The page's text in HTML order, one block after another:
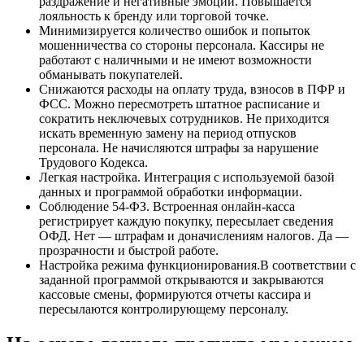
лояльность к бренду или торговой точке.
Минимизируется количество ошибок и попыток
мошенничества со стороны персонала. Кассиры не
работают с наличными и не имеют возможности
обманывать покупателей.
Снижаются расходы на оплату труда, взносов в ПФР и
ФСС. Можно пересмотреть штатное расписание и
сократить неключевых сотрудников. Не приходится
искать временную замену на период отпусков
персонала. Не начисляются штрафы за нарушение
Трудового Кодекса.
Легкая настройка. Интеграция с используемой базой
данных и программой обработки информации.
Соблюдение 54-ФЗ. Встроенная онлайн-касса
регистрирует каждую покупку, пересылает сведения
ОФД. Нет — штрафам и доначислениям налогов. Да —
прозрачности и быстрой работе.
Настройка режима функционирования.В соответствии с
заданной программой открываются и закрываются
кассовые смены, формируются отчеты кассира и
пересылаются контролирующему персоналу.